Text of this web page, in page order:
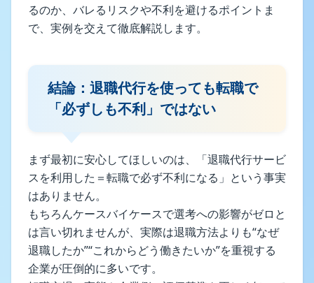
るのか、バレるリスクや不利を避けるポイントま
で、実例を交えて徹底解説します。
結論：退職代行を使っても転職で
「必ずしも不利」ではない
まず最初に安心してほしいのは、「退職代行サービ
スを利用した＝転職で必ず不利になる」という事実
はありません。
もちろんケースバイケースで選考への影響がゼロと
は言い切れませんが、実際は退職方法よりも“なぜ
退職したか”“これからどう働きたいか”を重視する
企業が圧倒的に多いです。